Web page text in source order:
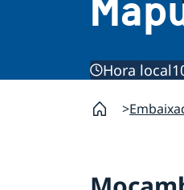
Hora local